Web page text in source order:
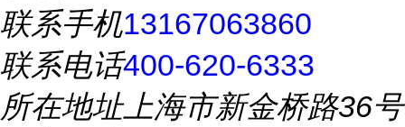
联系手机13167063860
联系电话400-620-6333
所在地址上海市新金桥路36号